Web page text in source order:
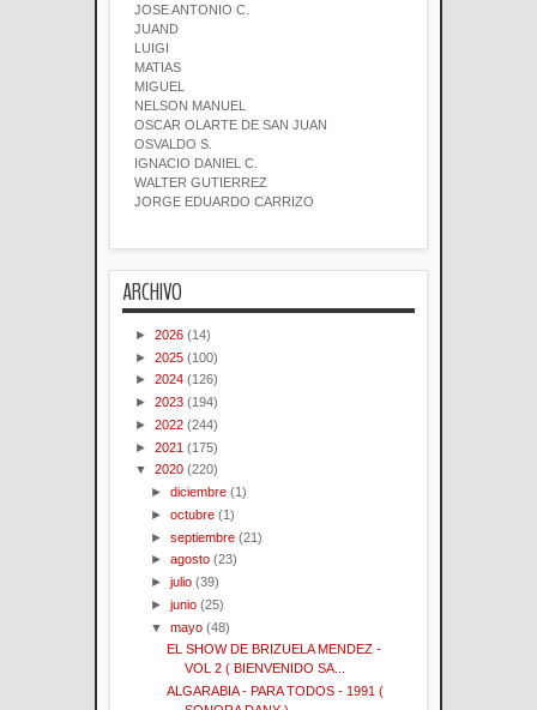
JOSE ANTONIO C.
JUAND
LUIGI
MATIAS
MIGUEL
NELSON MANUEL
OSCAR OLARTE DE SAN JUAN
OSVALDO S.
IGNACIO DANIEL C.
WALTER GUTIERREZ
JORGE EDUARDO CARRIZO
ARCHIVO
► 2026 (14)
► 2025 (100)
► 2024 (126)
► 2023 (194)
► 2022 (244)
► 2021 (175)
▼ 2020 (220)
►diciembre (1)
►octubre (1)
►septiembre (21)
►agosto (23)
►julio (39)
►junio (25)
▼mayo (48)
EL SHOW DE BRIZUELA MENDEZ -
VOL 2 ( BIENVENIDO SA...
ALGARABIA - PARA TODOS - 1991 (